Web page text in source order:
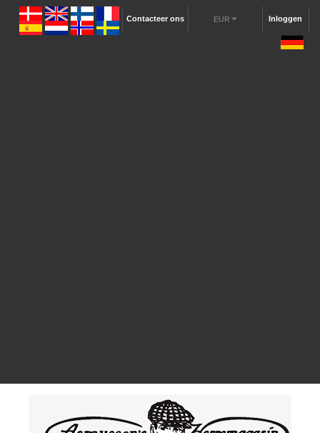
Inloggen
EUR
Contacteer ons